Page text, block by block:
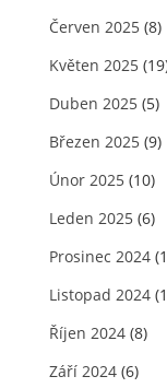
Červen 2025 (8)
Květen 2025
Duben 2025 (5)
Březen 2025 (9)
Únor 2025 (10)
Leden 2025 (6)
Prosinec 2024
Listopad 2024
Říjen 2024 (8)
Září 2024 (6)